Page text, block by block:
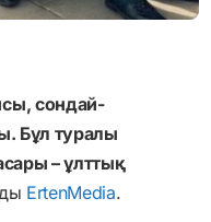
сондай-
Бұл туралы
– ұлттық
ErtenMedia.